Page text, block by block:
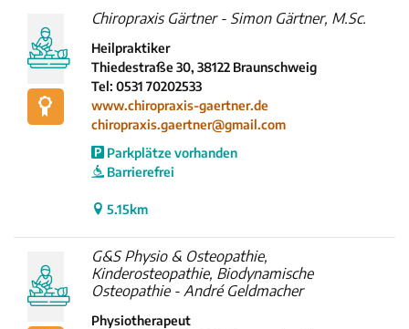
Chiropraxis Gärtner - Simon Gärtner, M.Sc.
Heilpraktiker
Thiedestraße 30, 38122 Braunschweig
Tel: 0531 70202533
www.chiropraxis-gaertner.de
chiropraxis.gaertner@gmail.com
Parkplätze vorhanden
Barrierefrei
5.15km
G&S Physio & Osteopathie,
Kinderosteopathie, Biodynamische
Osteopathie - André Geldmacher
Physiotherapeut